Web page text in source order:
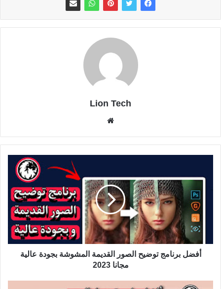
Lion Tech
أفضل برنامج توضيح الصور القديمة المشوشة بجودة عالية
مجانا 2023